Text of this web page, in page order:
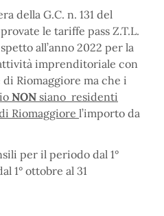
della G.C. n. 131 del
le tariffe pass Z.T.L.
all’anno 2022 per la
imprenditoriale con
Riomaggiore ma che i
NON siano residenti
Riomaggiore l’importo da
per il periodo dal 1°
1° ottobre al 31